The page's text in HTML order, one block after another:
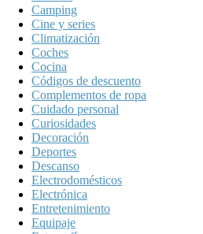
Camping
Cine y series
Climatización
Coches
Cocina
Códigos de descuento
Complementos de ropa
Cuidado personal
Curiosidades
Decoración
Deportes
Descanso
Electrodomésticos
Electrónica
Entretenimiento
Equipaje